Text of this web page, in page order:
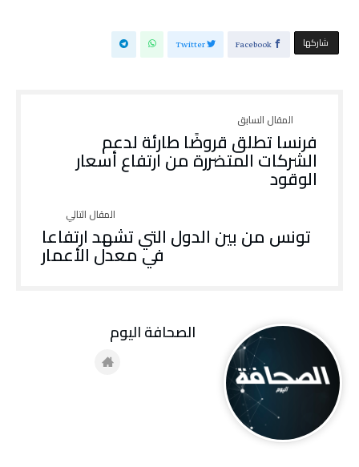
‫‫ شاركها‬ Facebook
Twitter
فرنسا تطلق قروضًا طارئة لدعم
الشركات المتضررة من ارتفاع أسعار
الوقود
تونس من بين الدول التي تشهد ارتفاعا
في معدل الأعمار